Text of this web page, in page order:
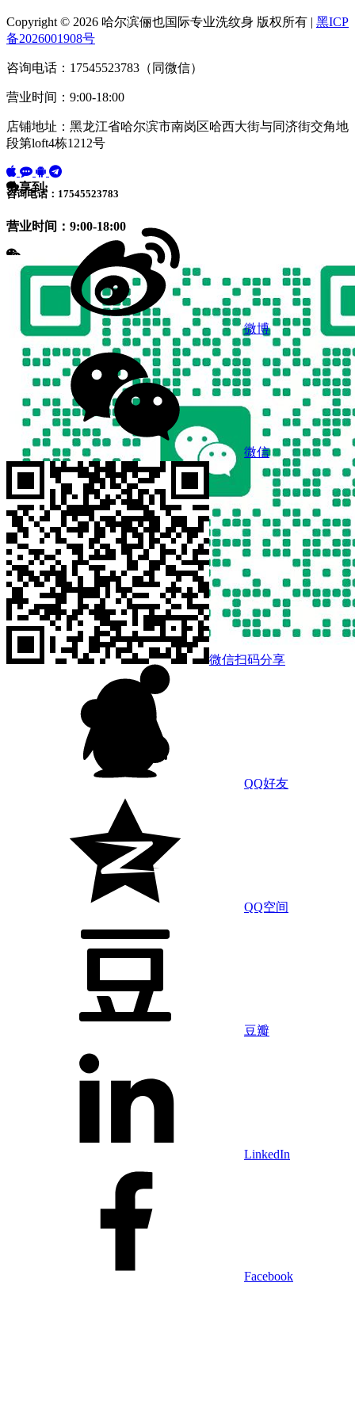
Copyright © 2026 哈尔滨俪也国际专业洗纹身 版权所有 | 黑ICP
备2026001908号
咨询电话：17545523783（同微信）
营业时间：9:00-18:00
店铺地址：黑龙江省哈尔滨市南岗区哈西大街与同济街交角地
段第loft4栋1212号
咨询电话：17545523783
营业时间：9:00-18:00
分享到:
微博
微信
微信扫码分享
QQ好友
QQ空间
豆瓣
LinkedIn
Facebook